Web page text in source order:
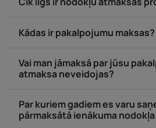
Kādas ir pakalpojumu maksas?
Vai man jāmaksā par jūsu
atmaksa neveidojas?
Par kuriem gadiem es varu
pārmaksātā ienākuma